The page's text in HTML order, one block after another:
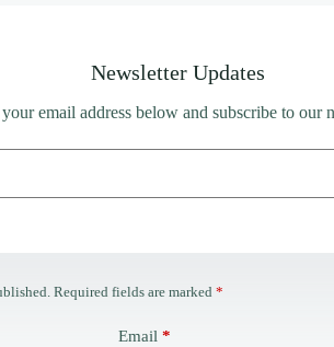
Newsletter Updates
email address below and subscribe to our
Required fields are marked *
Email *